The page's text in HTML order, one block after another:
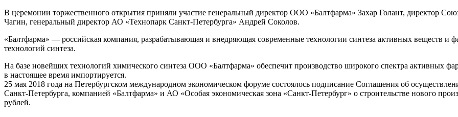
В церемонии торжественного открытия приняли участие генеральный директор ООО «Балтфарма» Захар Голант, директор
Чагин, генеральный директор АО «Технопарк Санкт-Петербурга» Андрей Соколов.
«Балтфарма» — российская компания, разрабатывающая и внедряющая современные технологии синтеза активных веществ и
технологий синтеза.
На базе новейших технологий химического синтеза ООО «Балтфарма» обеспечит производство широкого спектра активных
в настоящее время импортируется.
25 мая 2018 года на Петербургском международном экономическом форуме состоялось подписание Соглашения об
Санкт-Петербурга, компанией «Балтфарма» и АО «Особая экономическая зона «Санкт-Петербург» о строительстве нового
рублей.